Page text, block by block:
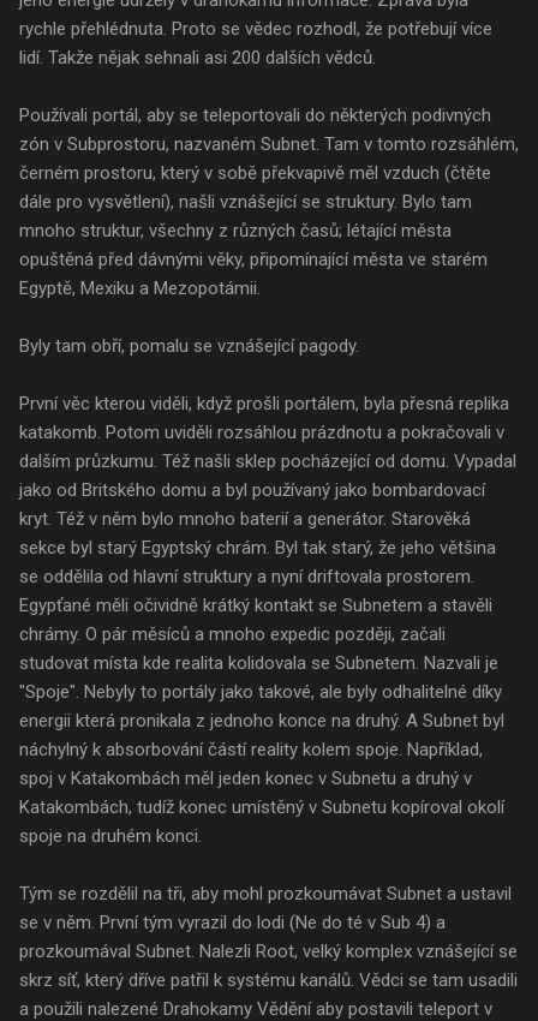
rychle přehlédnuta. Proto se vědec rozhodl, že potřebují více
lidí. Takže nějak sehnali asi 200 dalších vědců.
Používali portál, aby se teleportovali do některých podivných
zón v Subprostoru, nazvaném Subnet. Tam v tomto rozsáhlém,
černém prostoru, který v sobě překvapivě měl vzduch (čtěte
dále pro vysvětlení), našli vznášející se struktury. Bylo tam
mnoho struktur, všechny z různých časů; létající města
opuštěná před dávnými věky, připomínající města ve starém
Egyptě, Mexiku a Mezopotámii.
Byly tam obří, pomalu se vznášející pagody.
První věc kterou viděli, když prošli portálem, byla přesná replika
katakomb. Potom uviděli rozsáhlou prázdnotu a pokračovali v
dalším průzkumu. Též našli sklep pocházející od domu. Vypadal
jako od Britského domu a byl používaný jako bombardovací
kryt. Též v něm bylo mnoho baterií a generátor. Starověká
sekce byl starý Egyptský chrám. Byl tak starý, že jeho většina
se oddělila od hlavní struktury a nyní driftovala prostorem.
Egypťané měli očividně krátký kontakt se Subnetem a stavěli
chrámy. O pár měsíců a mnoho expedic později, začali
studovat místa kde realita kolidovala se Subnetem. Nazvali je
"Spoje". Nebyly to portály jako takové, ale byly odhalitelné díky
energii která pronikala z jednoho konce na druhý. A Subnet byl
náchylný k absorbování částí reality kolem spoje. Například,
spoj v Katakombách měl jeden konec v Subnetu a druhý v
Katakombách, tudíž konec umístěný v Subnetu kopíroval okolí
spoje na druhém konci.
Tým se rozdělil na tři, aby mohl prozkoumávat Subnet a ustavil
se v něm. První tým vyrazil do lodi (Ne do té v Sub 4) a
prozkoumával Subnet. Nalezli Root, velký komplex vznášející se
skrz síť, který dříve patřil k systému kanálů. Vědci se tam usadili
a použili nalezené Drahokamy Vědění aby postavili teleport v